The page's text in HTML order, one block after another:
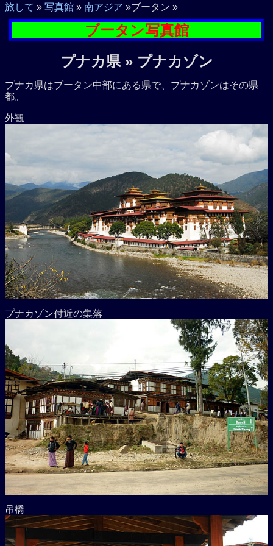
旅して » 写真館 » 南アジア »ブータン »
ブータン写真館
プナカ県 » プナカゾン
プナカ県はブータン中部にある県で、プナカゾンはその県
都。
外観
プナカゾン付近の集落
吊橋